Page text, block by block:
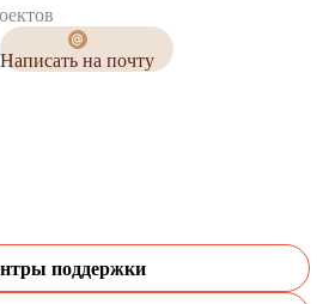
Написать на почту
поддержки